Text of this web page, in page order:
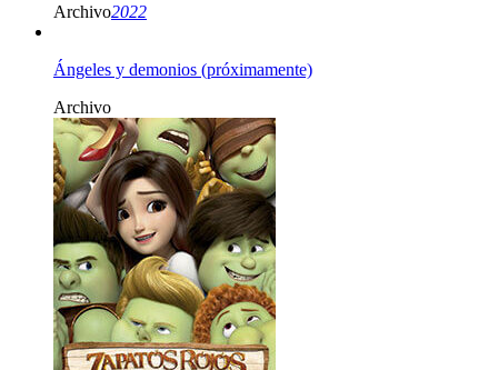
Archivo2022
Ángeles y demonios (próximamente)
Archivo